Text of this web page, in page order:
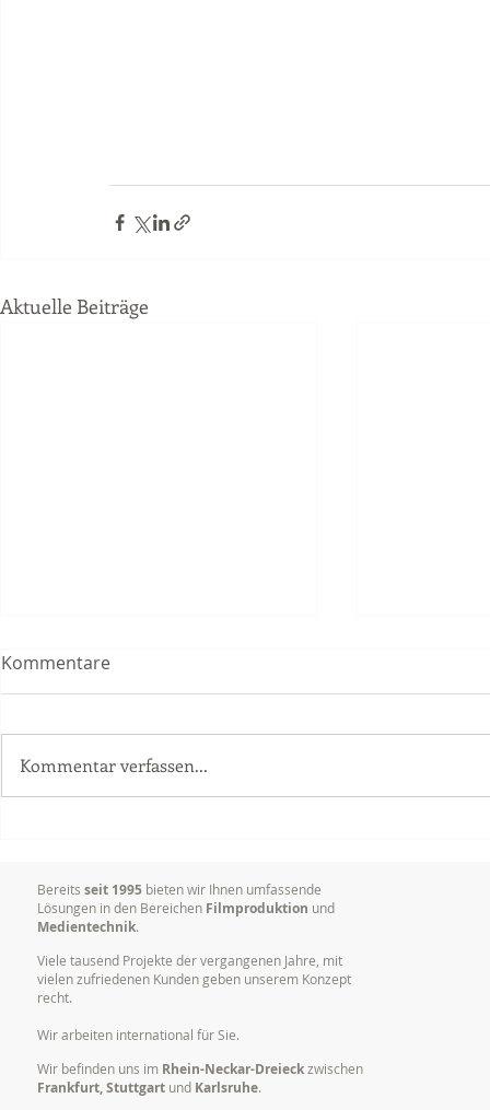
Aktuelle Beiträge
durch bewegte Bilder
Kommentare
Kommentar verfassen...
Bereits seit 1995 bieten wir Ihnen umfassende
Lösungen in den Bereichen Filmproduktion und
Medientechnik.
Viele tausend Projekte der vergangenen Jahre, mit
vielen zufriedenen Kunden geben unserem Konzept
recht.
Wir arbeiten international für Sie.
Wir befinden uns im Rhein-Neckar-Dreieckzwischen
Frankfurt, Stuttgart und Karlsruhe.